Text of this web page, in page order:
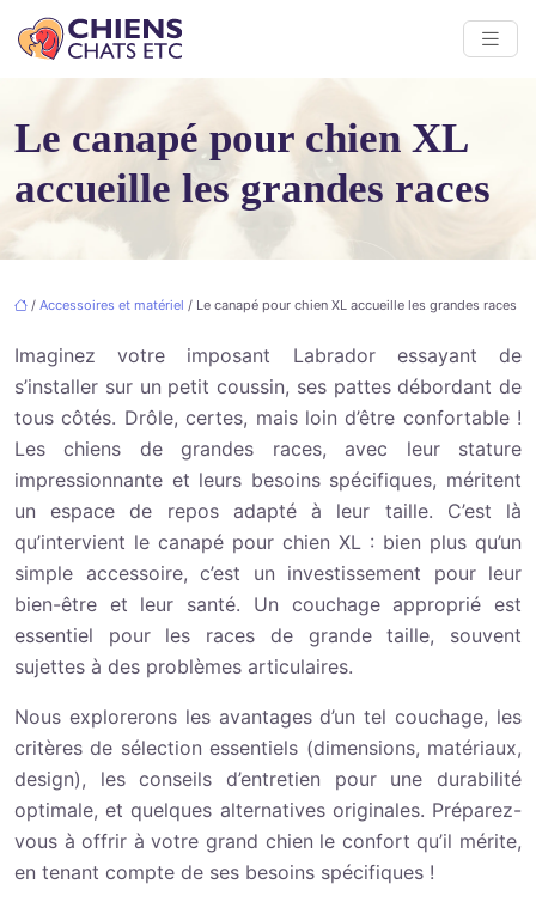
Le canapé pour chien XL
accueille les grandes races
/ Accessoires et matériel / Le canapé pour chien XL accueille les grandes races
Imaginez votre imposant Labrador essayant de
s’installer sur un petit coussin, ses pattes débordant de
tous côtés. Drôle, certes, mais loin d’être confortable !
Les chiens de grandes races, avec leur stature
impressionnante et leurs besoins spécifiques, méritent
un espace de repos adapté à leur taille. C’est là
qu’intervient le canapé pour chien XL : bien plus qu’un
simple accessoire, c’est un investissement pour leur
bien-être et leur santé. Un couchage approprié est
essentiel pour les races de grande taille, souvent
sujettes à des problèmes articulaires.
Nous explorerons les avantages d’un tel couchage, les
critères de sélection essentiels (dimensions, matériaux,
design), les conseils d’entretien pour une durabilité
optimale, et quelques alternatives originales. Préparez-
vous à offrir à votre grand chien le confort qu’il mérite,
en tenant compte de ses besoins spécifiques !